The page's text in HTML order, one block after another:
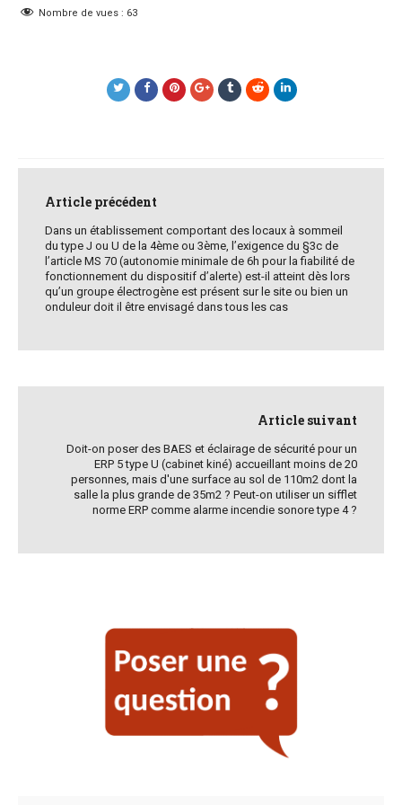
Nombre de vues : 63
navigation
Article précédent
Dans un établissement comportant des locaux à sommeil
du type J ou U de la 4ème ou 3ème, l’exigence du §3c de
l’article MS 70 (autonomie minimale de 6h pour la fiabilité de
fonctionnement du dispositif d’alerte) est-il atteint dès lors
qu’un groupe électrogène est présent sur le site ou bien un
onduleur doit il être envisagé dans tous les cas
Article suivant
Doit-on poser des BAES et éclairage de sécurité pour un
ERP 5 type U (cabinet kiné) accueillant moins de 20
personnes, mais d'une surface au sol de 110m2 dont la
salle la plus grande de 35m2 ? Peut-on utiliser un sifflet
norme ERP comme alarme incendie sonore type 4 ?